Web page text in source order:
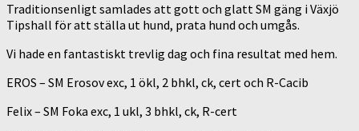
Traditionsenligt samlades att gott och glatt SM gäng i Växjö
Tipshall för att ställa ut hund, prata hund och umgås.
Vi hade en fantastiskt trevlig dag och fina resultat med hem.
EROS – SM Erosov exc, 1 ökl, 2 bhkl, ck, cert och R-Cacib
Felix – SM Foka exc, 1 ukl, 3 bhkl, ck, R-cert